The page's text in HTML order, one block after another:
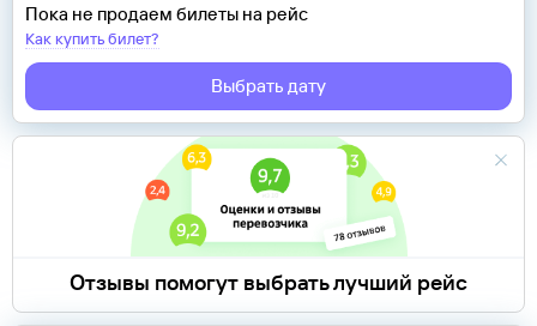
Пока не продаем билеты на рейс
Как купить билет?
Выбрать дату
Отзывы помогут выбрать лучший рейс